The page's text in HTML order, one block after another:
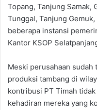
Topang, Tanjung Samak,
Tunggal, Tanjung
beberapa instansi
Kantor KSOP
Meski perusahaan sudah
produksi tambang di
kontribusi PT Timah
kehadiran mereka yang